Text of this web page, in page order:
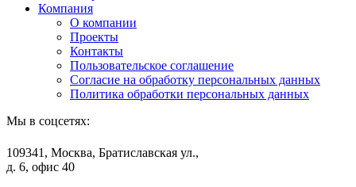
Компания
О компании
Проекты
Контакты
Пользовательское соглашение
Согласие на обработку персональных данных
Политика обработки персональных данных
Мы в соцсетях:
109341, Москва, Братиславская ул.,
д. 6, офис 40